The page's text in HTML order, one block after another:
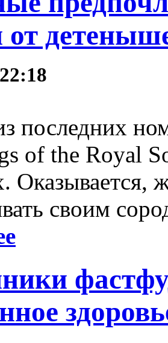
от
последних
of the Royal
Оказывается,
своим